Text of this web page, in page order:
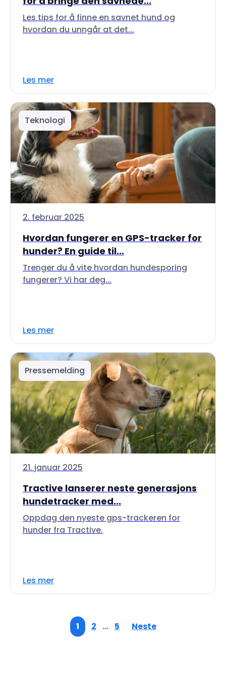
Les tips for å finne en savnet hund og
hvordan du unngår at det...
Les mer
Teknologi
2. februar 2025
Hvordan fungerer en GPS-tracker for
hunder? En guide til...
Trenger du å vite hvordan hundesporing
fungerer? Vi har deg...
Les mer
Pressemelding
21. januar 2025
Tractive lanserer neste generasjons
hundetracker med...
Oppdag den nyeste gps-trackeren for
hunder fra Tractive.
Les mer
1 2 … 5 Neste